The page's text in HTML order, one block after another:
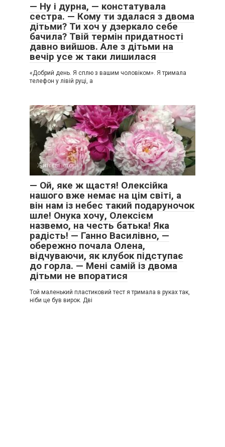
— Ну і дурна, — констатувала
сестра. — Кому ти здалася з двома
дітьми? Ти хоч у дзеркало себе
бачила? Твій термін придатності
давно вийшов. Але з дітьми на
вечір усе ж таки лишилася
«Добрий день. Я сплю з вашим чоловіком». Я тримала
телефон у лівій руці, а
Життєві історії 0
— Ой, яке ж щастя! Олексійка
нашого вже немає на цім світі, а
він нам із небес такий подаруночок
шле! Онука хочу, Олексієм
назвемо, на честь батька! Яка
радість! — Ганно Василівно, —
обережно почала Олена,
відчуваючи, як клубок підступає
до горла. — Мені самій із двома
дітьми не впоратися
Той маленький пластиковий тест я тримала в руках так,
ніби це був вирок. Дві